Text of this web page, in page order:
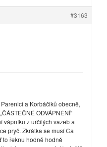
#3163
a Korbáčiků obecně,
ODVÁPNĚNÍ“
vápníku z určitých vazeb a
pryč. Zkrátka se musí Ca
to řeknu hodně hodně